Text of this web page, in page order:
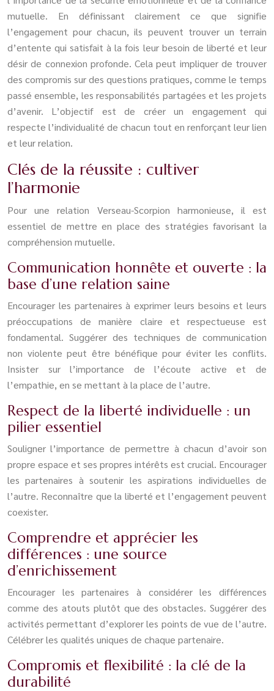
mutuelle. En définissant clairement ce que signifie
l’engagement pour chacun, ils peuvent trouver un terrain
d’entente qui satisfait à la fois leur besoin de liberté et leur
désir de connexion profonde. Cela peut impliquer de trouver
des compromis sur des questions pratiques, comme le temps
passé ensemble, les responsabilités partagées et les projets
d’avenir. L’objectif est de créer un engagement qui
respecte l’individualité de chacun tout en renforçant leur lien
et leur relation.
Clés de la réussite : cultiver
l’harmonie
Pour une relation Verseau-Scorpion harmonieuse, il est
essentiel de mettre en place des stratégies favorisant la
compréhension mutuelle.
Communication honnête et ouverte : la
base d’une relation saine
Encourager les partenaires à exprimer leurs besoins et leurs
préoccupations de manière claire et respectueuse est
fondamental. Suggérer des techniques de communication
non violente peut être bénéfique pour éviter les conflits.
Insister sur l’importance de l’écoute active et de
l’empathie, en se mettant à la place de l’autre.
Respect de la liberté individuelle : un
pilier essentiel
Souligner l’importance de permettre à chacun d’avoir son
propre espace et ses propres intérêts est crucial. Encourager
les partenaires à soutenir les aspirations individuelles de
l’autre. Reconnaître que la liberté et l’engagement peuvent
coexister.
Comprendre et apprécier les
différences : une source
d’enrichissement
Encourager les partenaires à considérer les différences
comme des atouts plutôt que des obstacles. Suggérer des
activités permettant d’explorer les points de vue de l’autre.
Célébrer les qualités uniques de chaque partenaire.
Compromis et flexibilité : la clé de la
durabilité